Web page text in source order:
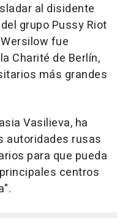
al disidente
grupo Pussy Riot
fue
Charité de Berlín,
más grandes
Vasilieva, ha
autoridades rusas
para que pueda
centros